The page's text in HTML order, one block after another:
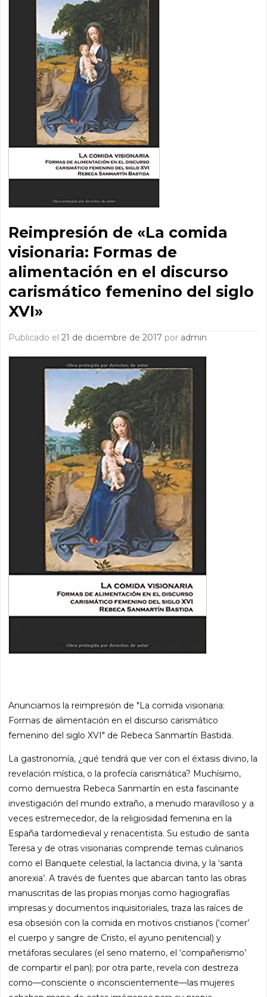
Reimpresión de «La comida
visionaria: Formas de
alimentación en el discurso
carismático femenino del siglo
XVI»
Publicado el21 de diciembre de 2017 por admin
Anunciamos la reimpresión de " La comida visionaria:
Formas de alimentación en el discurso carismático
femenino del siglo XVI" de Rebeca Sanmartín Bastida.
La gastronomía, ¿qué tendrá que ver con el éxtasis divino, la
revelación mística, o la profecía carismática? Muchísimo,
como demuestra Rebeca Sanmartín en esta fascinante
investigación del mundo extraño, a menudo maravilloso y a
veces estremecedor, de la religiosidad femenina en la
España tardomedieval y renacentista. Su estudio de santa
Teresa y de otras visionarias comprende temas culinarios
como el Banquete celestial, la lactancia divina, y la ‘santa
anorexia’. A través de fuentes que abarcan tanto las obras
manuscritas de las propias monjas como hagiografías
impresas y documentos inquisitoriales, traza las raíces de
esa obsesión con la comida en motivos cristianos (‘comer’
el cuerpo y sangre de Cristo, el ayuno penitencial) y
metáforas seculares (el seno materno, el ‘compañerismo’
de compartir el pan); por otra parte, revela con destreza
como—consciente o inconscientemente—las mujeres